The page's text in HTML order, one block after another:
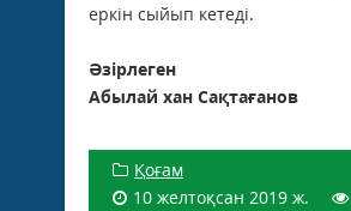
еркін сыйып кетеді.
Әзірлеген
Абылай хан Сақтағанов
Қоғам
10 желтоқсан 2019 ж.